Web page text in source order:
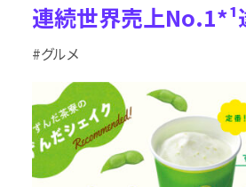
連続世界売上No.1*¹
#グルメ